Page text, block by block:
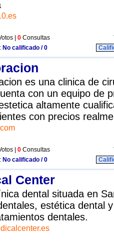
| 0 Consultas
No calificado / 0
es una clinica de
con un equipo de
altamente
con precios
| 0 Consultas
No calificado / 0
Center
dental situada en
estética dental
dentales.